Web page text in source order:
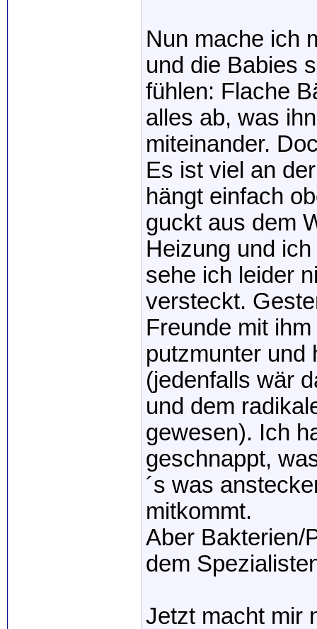
Nun mache ich
und die Babies
fühlen: Flache
alles ab, was
miteinander.
Es ist viel an
hängt einfach
guckt aus dem
Heizung und
sehe ich leider
versteckt.
Freunde mit
putzmunter und
(jedenfalls wär
und dem
gewesen). Ich
geschnappt,
´s was
mitkommt.
Aber Bakterien/
dem
Jetzt macht mir